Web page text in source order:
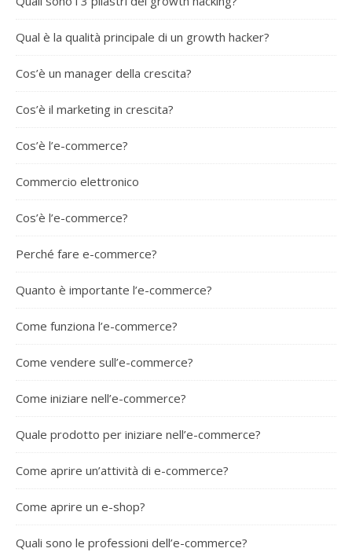
Qual è la qualità principale di un growth hacker?
Cos’è un manager della crescita?
Cos’è il marketing in crescita?
Cos’è l’e-commerce?
Commercio elettronico
Cos’è l’e-commerce?
Perché fare e-commerce?
Quanto è importante l’e-commerce?
Come funziona l’e-commerce?
Come vendere sull’e-commerce?
Come iniziare nell’e-commerce?
Quale prodotto per iniziare nell’e-commerce?
Come aprire un’attività di e-commerce?
Come aprire un e-shop?
Quali sono le professioni dell’e-commerce?